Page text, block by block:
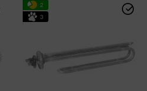
2
3